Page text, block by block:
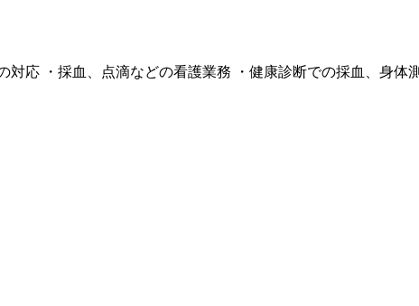
応 ・採血、点滴などの看護業務 ・健康診断での採血、身体